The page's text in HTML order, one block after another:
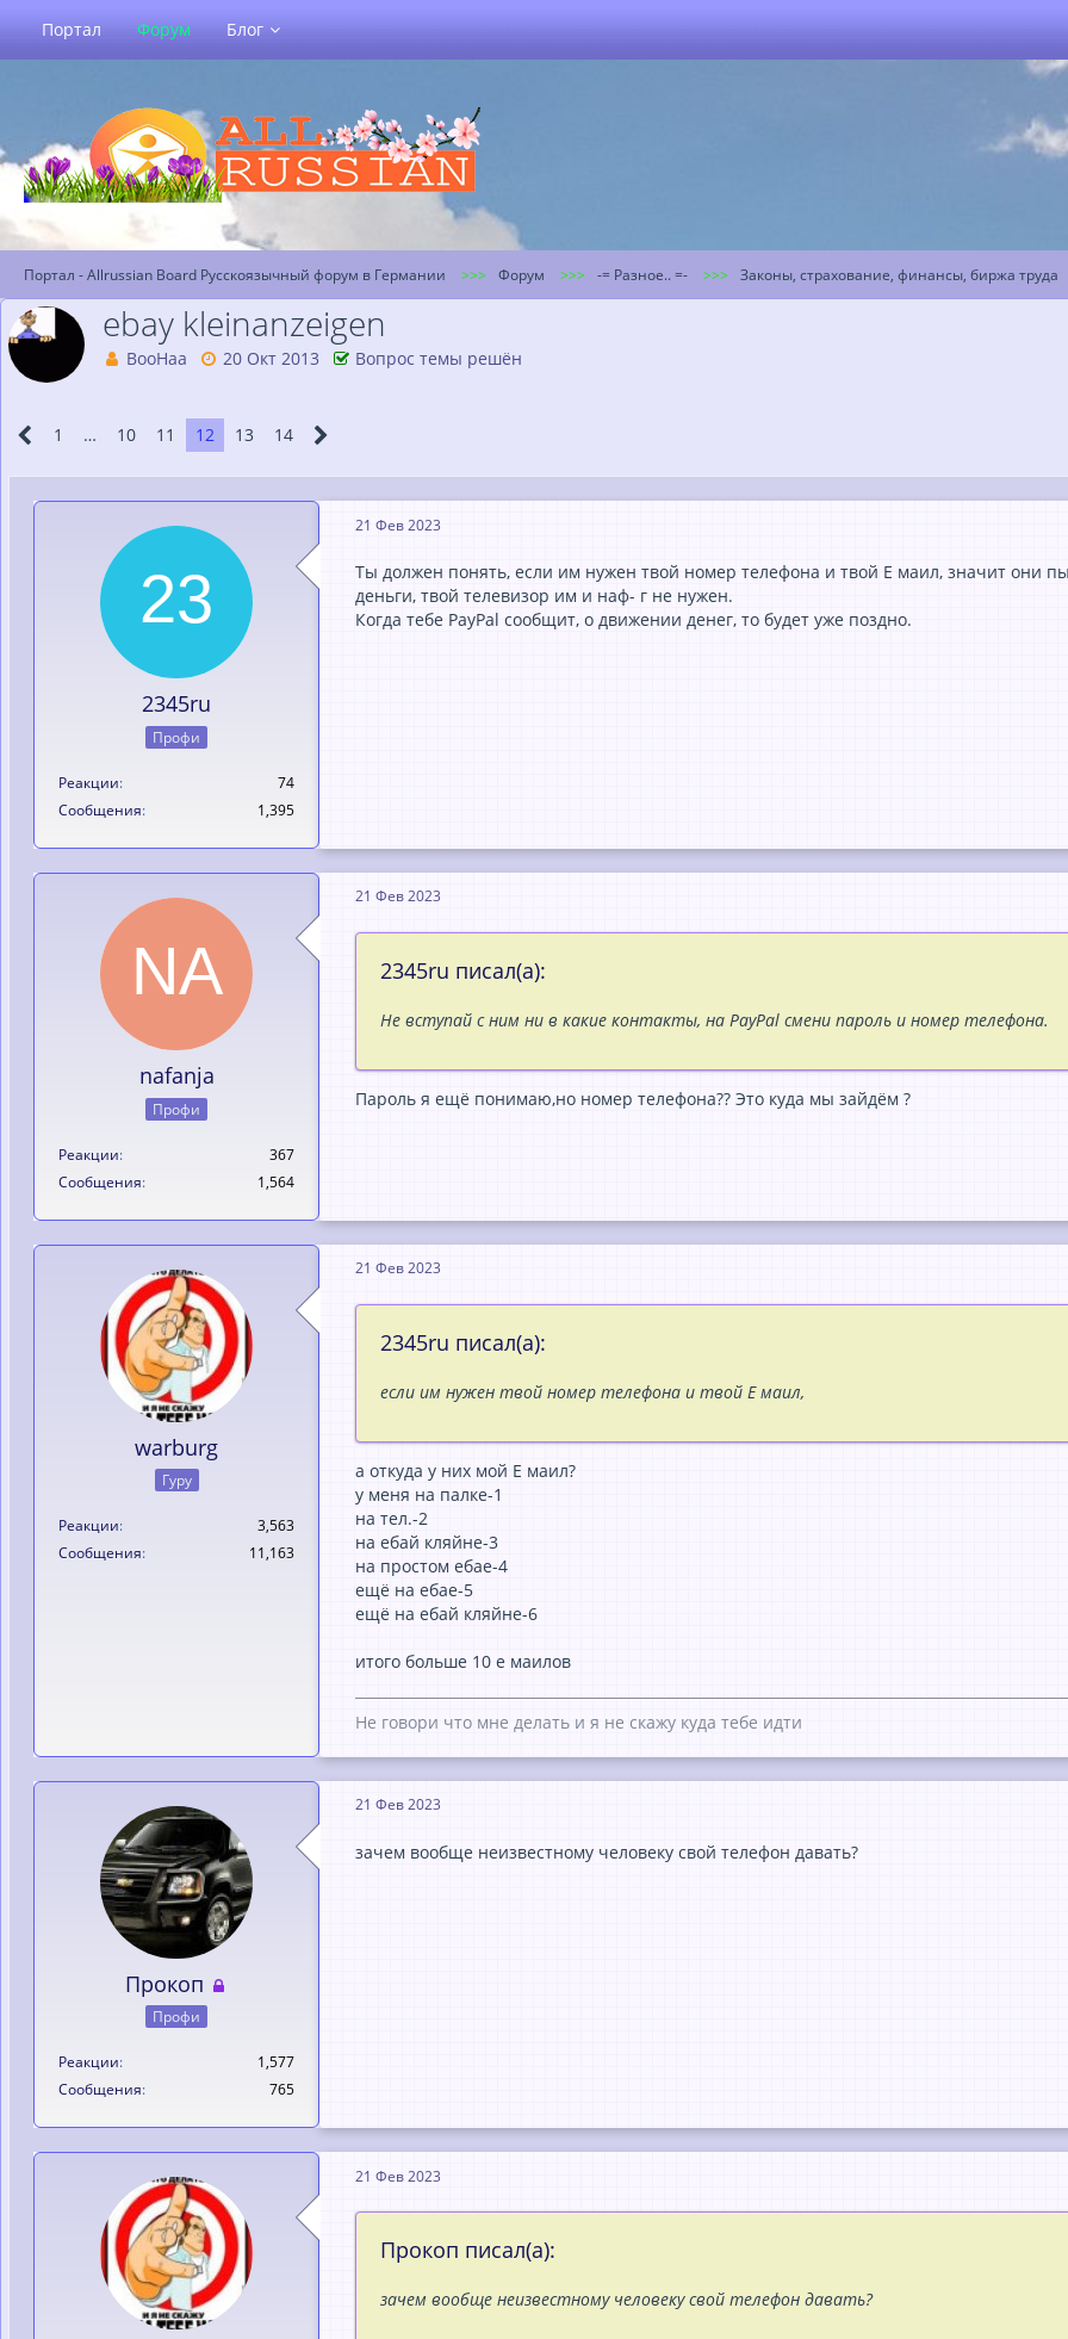
Портал Форум Блог
Портал - Allrussian Board Русскоязычный форум в Германии Форум -= Разное.. =- Законы, страхование, финансы, биржа труда
ebay kleinanzeigen
ВооНаа 20 Окт 2013 Вопрос темы решён
1 … 10 11 12 13 14
2345ru
Профи
Реакции
74
Сообщения
1,395
21 Фев 2023
Ты должен понять, если им нужен твой номер телефона и твой Е маил, значит они
деньги, твой телевизор им и наф- г не нужен.
Когда тебе PayPal coобщит, о движении денег, то будет уже поздно.
nafanja
Профи
Реакции
367
Сообщения
1,564
21 Фев 2023
2345ru писал(а):
Не вступай с ним ни в какие контакты, на PayPal смени пароль и номер телефона.
Пароль я ещё понимаю,но номер телефона?? Это куда мы зайдём ?
warburg
Гуру
Реакции
3,563
Сообщения
11,163
21 Фев 2023
2345ru писал(а):
если им нужен твой номер телефона и твой Е маил,
а откуда у них мой Е маил?
у меня на палке-1
на тел.-2
на ебай кляйне-3
на простом ебае-4
ещё на ебае-5
ещё на ебай кляйне-6
итого больше 10 е маилов
Не говори что мне делать и я не скажу куда тебе идти
Прокоп
Профи
Реакции
1,577
Сообщения
765
21 Фев 2023
зачем вообще неизвестному человеку свой телефон давать?
21 Фев 2023
Прокоп писал(а):
зачем вообще неизвестному человеку свой телефон давать?